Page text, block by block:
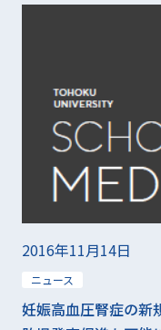
2016年11月14日
ニュース
妊娠高血圧腎症の新